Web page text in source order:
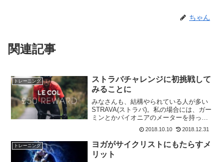
ちゃん
関連記事
トレーニング
ストラバチャレンジに初挑戦して
みることに
みなさんも、結構やられている人が多い
STRAVA(ストラバ)。私の場合には、ガー
ミンとかパイオニアのメーターを持って
ないので、スマホでストラバのアプリを
起動して記録してます。使い始めて2年く
らいですが日記代わりに記録をつけてま
す。今回初めて...
2018.10.10 2018.12.31
トレーニング
ヨガがサイクリストにもたらすメ
リット